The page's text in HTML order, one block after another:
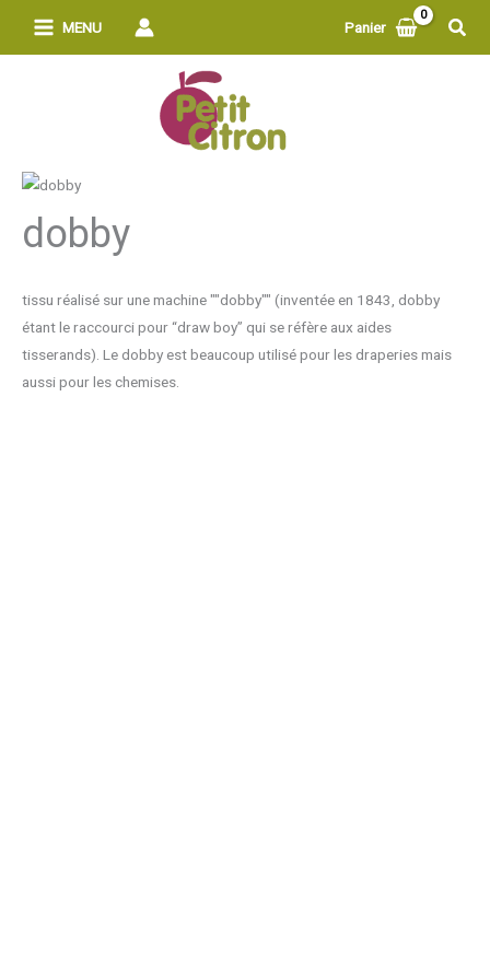
MENU Panier
dobby
tissu réalisé sur une machine ""dobby"" (inventée en 1843, dobby
étant le raccourci pour “draw boy” qui se réfère aux aides
tisserands). Le dobby est beaucoup utilisé pour les draperies mais
aussi pour les chemises.